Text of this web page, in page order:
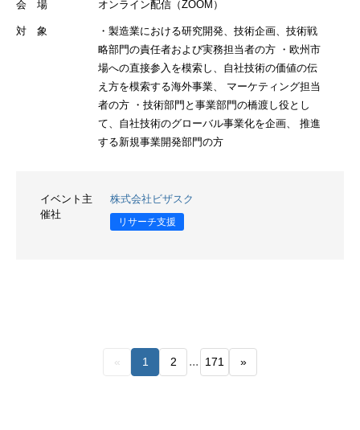
会 場 オンライン配信（ZOOM）
対 象
・製造業における研究開発、技術企画、技術戦
略部門の責任者および実務担当者の方 ・欧州市
場への直接参入を模索し、自社技術の価値の伝
え方を模索する海外事業、 マーケティング担当
者の方 ・技術部門と事業部門の橋渡し役とし
て、自社技術のグローバル事業化を企画、 推進
する新規事業開発部門の方
イベント主
催社
株式会社ビザスク
リサーチ支援
« 1 2 ... 171 »